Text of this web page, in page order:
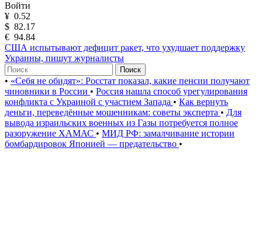
Войти
¥ 0.52
$ 82.17
€ 94.84
США испытывают дефицит ракет, что ухудшает поддержку
Украины, пишут журналисты
Поиск
• «Себя не обидят»: Росстат показал, какие пенсии получают
чиновники в России • Россия нашла способ урегулирования
конфликта с Украиной с участием Запада • Как вернуть
деньги, переведённые мошенникам: советы эксперта • Для
вывода израильских военных из Газы потребуется полное
разоружение ХАМАС • МИД РФ: замалчивание истории
бомбардировок Японией — предательство •